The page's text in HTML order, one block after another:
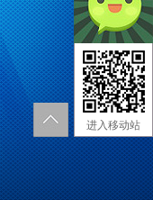
进入移动站